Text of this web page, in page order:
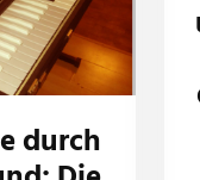
durch